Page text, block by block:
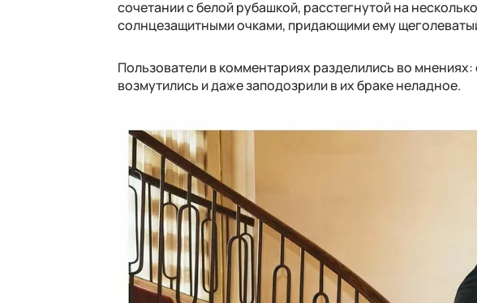
сочетании с белой рубашкой, расстегнутой на
солнцезащитными очками, придающими ему
Пользователи в комментариях разделились во
возмутились и даже заподозрили в их браке неладное.